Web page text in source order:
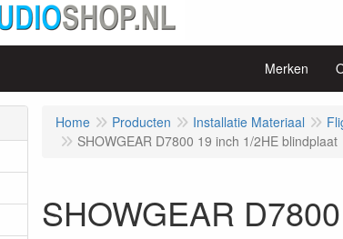
Merken
Home Producten Installatie Materiaal
SHOWGEAR D7800 19 inch 1/2HE blindplaat
SHOWGEAR